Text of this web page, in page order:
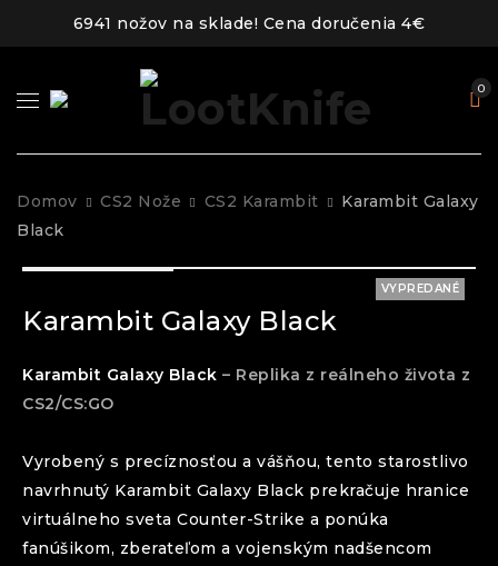
6941 nožov na sklade! Cena doručenia 4€
0
Domov CS2 Nože CS2 Karambit
Karambit Galaxy
Black
VYPREDANÉ
Karambit Galaxy Black
Karambit Galaxy Black – Replika z reálneho života z
CS2/CS:GO
Vyrobený s precíznosťou a vášňou, tento starostlivo
navrhnutý Karambit Galaxy Black prekračuje hranice
virtuálneho sveta Counter-Strike a ponúka
fanúšikom, zberateľom a vojenským nadšencom